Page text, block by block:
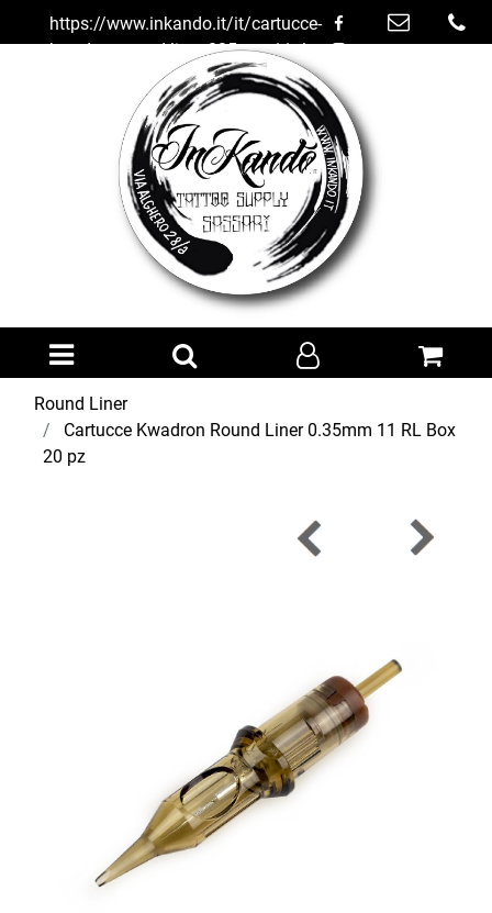
https://www.inkando.it/it/cartucce-
kwadron-round-liner-035mm-11-rl-
Open menu
Round Liner
Cartucce Kwadron Round Liner 0.35mm 11 RL Box
20 pz